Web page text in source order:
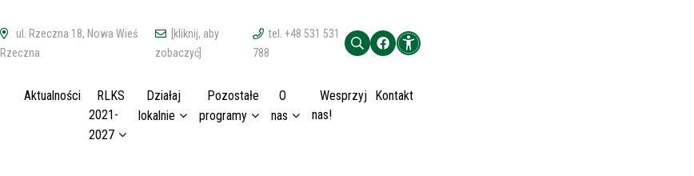
ul. Rzeczna 18, Nowa Wieś
Rzeczna
[kliknij, aby
zobaczyć]
tel. +48 531 531
788
Aktualności
RLKS
2021-
2027
Działaj
lokalnie
Pozostałe
programy
O
nas
Wesprzyj
nas!
Kontakt